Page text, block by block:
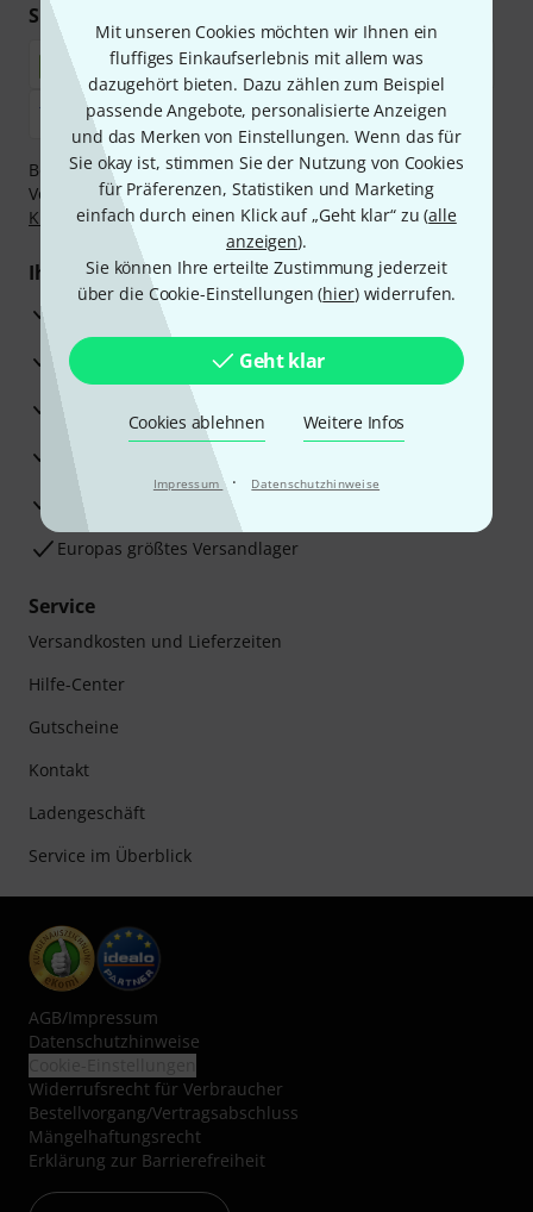
Mit unseren Cookies möchten wir Ihnen ein
fluffiges Einkaufserlebnis mit allem was
dazugehört bieten. Dazu zählen zum Beispiel
passende Angebote, personalisierte Anzeigen
und das Merken von Einstellungen. Wenn das für
Sie okay ist, stimmen Sie der Nutzung von Cookies
für Präferenzen, Statistiken und Marketing
einfach durch einen Klick auf „Geht klar“ zu (alle
anzeigen).
Sie können Ihre erteilte Zustimmung jederzeit
über die Cookie-Einstellungen (hier) widerrufen.
Geht klar
Cookies ablehnen Weitere Infos
Impressum · Datenschutzhinweise
Sicher einkaufen & bezahlen
Bezahlen Sie vertraulich und sicher per Nachnahme,
Vorkasse, PayPal, Amazon Pay,Klarna Sofort bezahlen
Klarna Ratenzahlungoder Kreditkarte.
Ihre Vorteile
3 Jahre Thomann Garantie
30 Tage Money-Back-Garantie
Beratung durch Fachexperten
Zufriedenheitsgarantie
Europas größtes Versandlager
Service
Versandkosten und Lieferzeiten
Hilfe-Center
Gutscheine
Kontakt
Ladengeschäft
Service im Überblick
AGB/Impressum
Datenschutzhinweise
Widerrufsrecht für Verbraucher
Bestellvorgang/Vertragsabschluss
Mängelhaftungsrecht
Erklärung zur Barrierefreiheit